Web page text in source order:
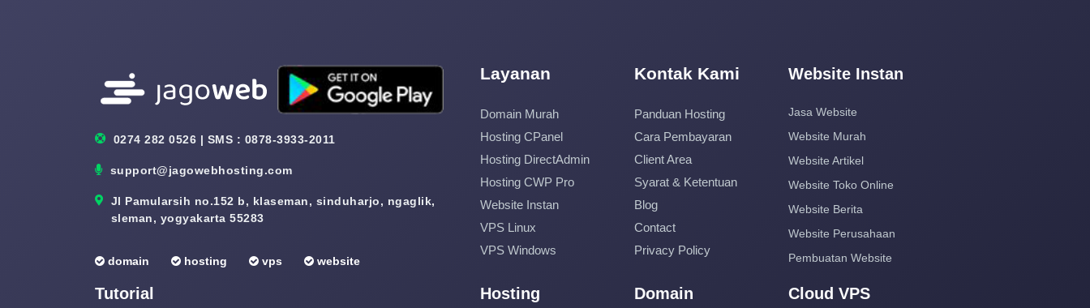
0274 282 0526 | SMS : 0878-3933-2011
support@jagowebhosting.com
Jl Pamularsih no.152 b, klaseman, sinduharjo, ngaglik,
sleman, yogyakarta 55283
domain hosting vps website
Layanan
Domain Murah
Hosting CPanel
Hosting DirectAdmin
Hosting CWP Pro
Website Instan
VPS Linux
VPS Windows
Kontak Kami
Panduan Hosting
Cara Pembayaran
Client Area
Syarat & Ketentuan
Blog
Contact
Privacy Policy
Website Instan
Jasa Website
Website Murah
Website Artikel
Website Toko Online
Website Berita
Website Perusahaan
Pembuatan Website
Tutorial Hosting Domain Cloud VPS